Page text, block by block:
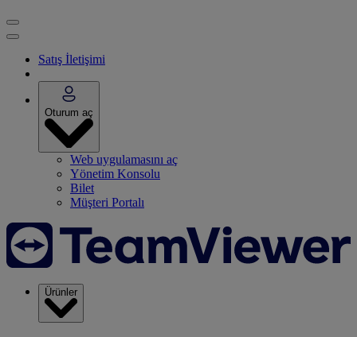
Satış İletişimi
Oturum aç
Web uygulamasını aç
Yönetim Konsolu
Bilet
Müşteri Portalı
Ürünler